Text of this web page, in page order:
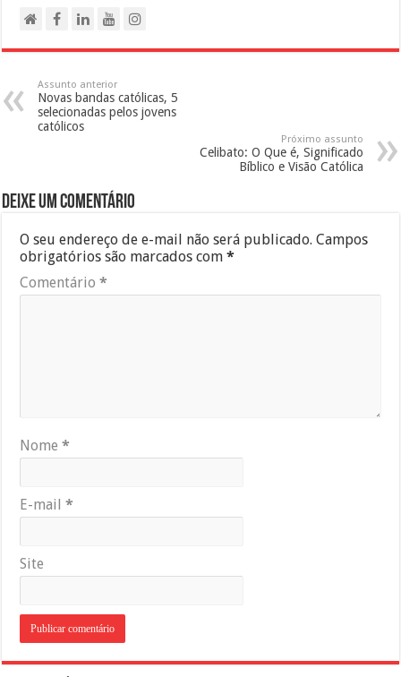
Assunto anterior
Novas bandas católicas, 5
selecionadas pelos jovens
católicos
Próximo assunto
Celibato: O Que é, Significado
Bíblico e Visão Católica
Deixe um comentário
O seu endereço de e-mail não será publicado. Campos
obrigatórios são marcados com*
Comentário*
Nome*
E-mail*
Site